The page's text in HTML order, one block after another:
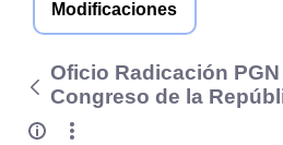
Modificaciones
Oficio Radicación PGN
Congreso de la